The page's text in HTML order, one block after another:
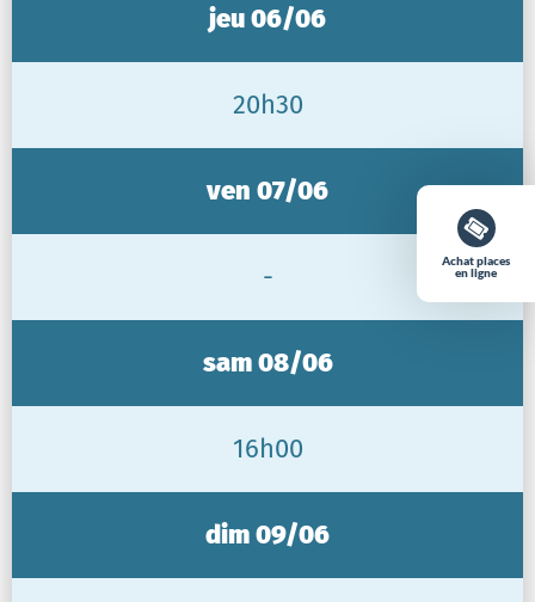
Achat places
en ligne
jeu 06/06
20h30
ven 07/06
-
sam 08/06
16h00
dim 09/06